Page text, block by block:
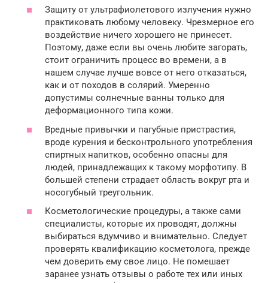
Защиту от ультрафиолетового излучения нужно
практиковать любому человеку. Чрезмерное его
воздействие ничего хорошего не принесет.
Поэтому, даже если вы очень любите загорать,
стоит ограничить процесс во времени, а в
нашем случае лучше вовсе от него отказаться,
как и от походов в солярий. Умеренно
допустимы солнечные ванны только для
деформационного типа кожи.
Вредные привычки и пагубные пристрастия,
вроде курения и бесконтрольного употребления
спиртных напитков, особенно опасны для
людей, принадлежащих к такому морфотипу. В
большей степени страдает область вокруг рта и
носогубный треугольник.
Косметологические процедуры, а также сами
специалисты, которые их проводят, должны
выбираться вдумчиво и внимательно. Следует
проверять квалификацию косметолога, прежде
чем доверить ему свое лицо. Не помешает
заранее узнать отзывы о работе тех или иных